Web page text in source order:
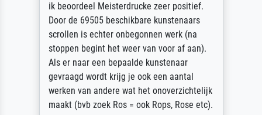
ik beoordeel Meisterdrucke zeer positief.
Door de 69505 beschikbare kunstenaars
scrollen is echter onbegonnen werk (na
stoppen begint het weer van voor af aan).
Als er naar een bepaalde kunstenaar
gevraagd wordt krijg je ook een aantal
werken van andere wat het onoverzichtelijk
maakt (bvb zoek Ros = ook Rops, Rose etc).